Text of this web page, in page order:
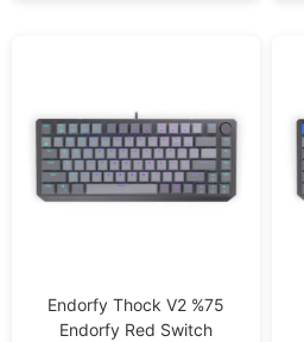
Endorfy Thock V2 %75
Endorfy Red Switch